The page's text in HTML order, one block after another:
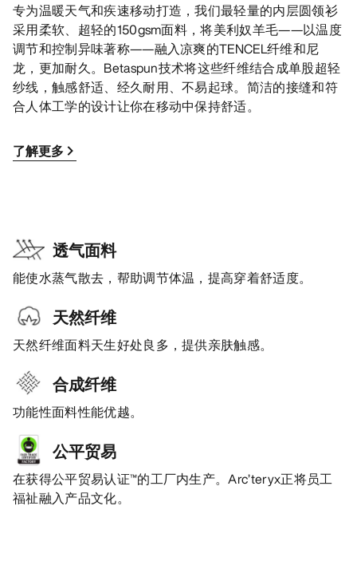
专为温暖天气和疾速移动打造，我们最轻量的内层圆领衫
采用柔软、超轻的150gsm面料，将美利奴羊毛——以温度
调节和控制异味著称——融入凉爽的TENCEL纤维和尼
龙，更加耐久。Betaspun技术将这些纤维结合成单股超轻
纱线，触感舒适、经久耐用、不易起球。简洁的接缝和符
合人体工学的设计让你在移动中保持舒适。
了解更多
透气面料
能使水蒸气散去，帮助调节体温，提高穿着舒适度。
天然纤维
天然纤维面料天生好处良多，提供亲肤触感。
合成纤维
功能性面料性能优越。
公平贸易
在获得公平贸易认证™的工厂内生产。Arc’teryx正将员工
福祉融入产品文化。